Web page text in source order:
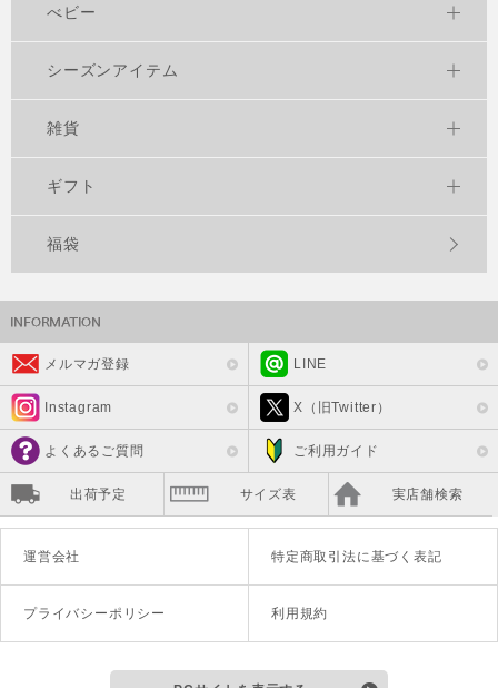
べビー
シーズンアイテム
雑貨
ギフト
福袋
メルマガ登録 LINE
Instagram X（旧Twitter）
よくあるご質問 ご利用ガイド
出荷予定 サイズ表 実店舗検索
運営会社 特定商取引法に基づく表記
プライバシーポリシー 利用規約